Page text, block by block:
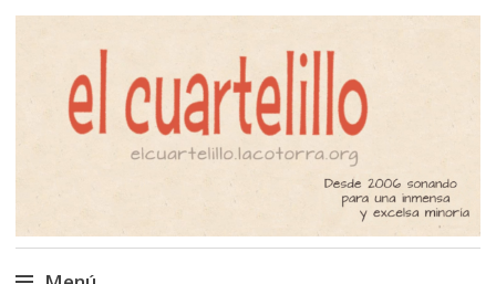
El Cuartelillo
Programa de radio de música
independiente. Podcast